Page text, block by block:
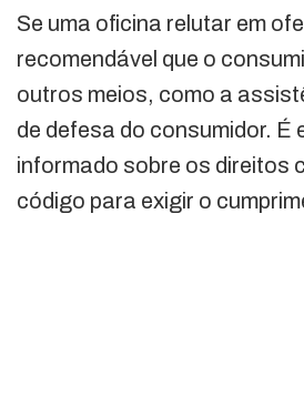
Se uma oficina relutar em
recomendável que o
outros meios, como a
de defesa do consumidor. É
informado sobre os direitos
código para exigir o